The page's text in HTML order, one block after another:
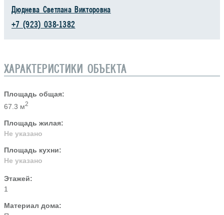
Дюднева Светлана Викторовна
+7 (923) 038-1382
ХАРАКТЕРИСТИКИ ОБЪЕКТА
Площадь общая:
67.3 м2
Площадь жилая:
Не указано
Площадь кухни:
Не указано
Этажей:
1
Материал дома: